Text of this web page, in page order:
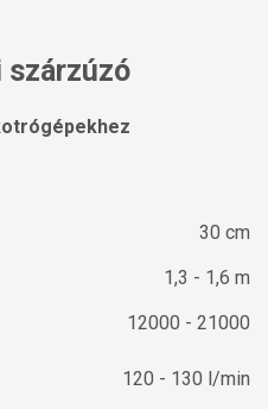
30 cm
1,3 - 1,6 m
12000 - 21000
120 - 130 l/min